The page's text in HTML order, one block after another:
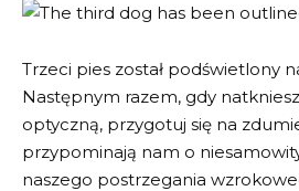
Trzeci pies został podświetlony
Następnym razem, gdy
optyczną, przygotuj się na
przypominają nam o
naszego postrzegania